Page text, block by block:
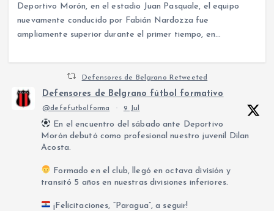
Deportivo Morón, en el estadio Juan Pasquale, el equipo
nuevamente conducido por Fabián Nardozza fue
ampliamente superior durante el primer tiempo, en…
Defensores de Belgrano Retweeted
Defensores de Belgrano fútbol formativo
@defefutbolforma · 9 Jul
En el encuentro del sábado ante Deportivo
Morón debutó como profesional nuestro juvenil Dilan
Acosta.
Formado en el club, llegó en octava división y
transitó 5 años en nuestras divisiones inferiores.
¡Felicitaciones, “Paragua”, a seguir!